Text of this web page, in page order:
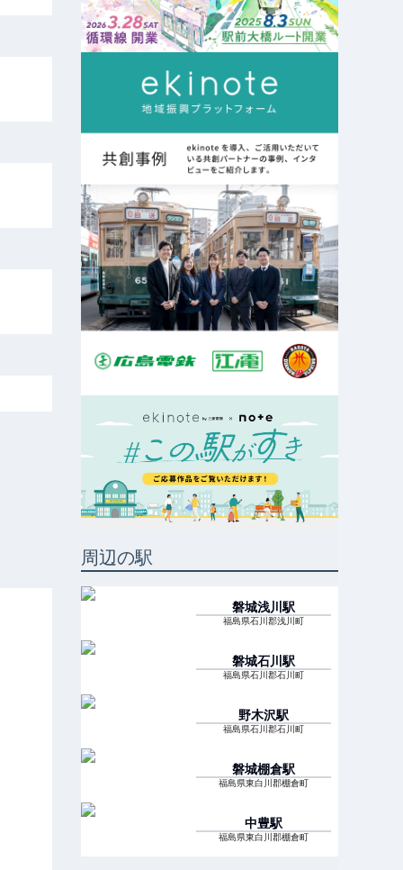
周辺の駅
磐城浅川駅
福島県石川郡浅川町
磐城石川駅
福島県石川郡石川町
野木沢駅
福島県石川郡石川町
磐城棚倉駅
福島県東白川郡棚倉町
中豊駅
福島県東白川郡棚倉町